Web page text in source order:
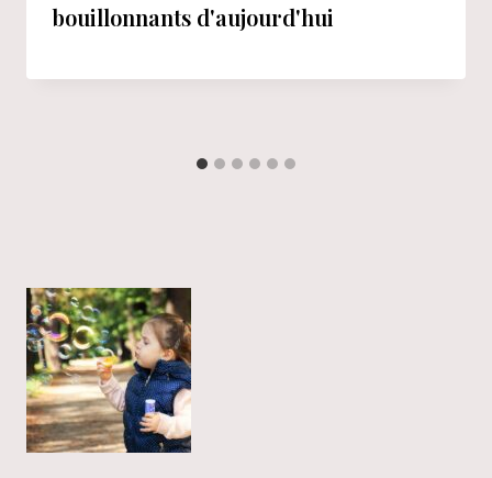
bouillonnants d'aujourd'hui